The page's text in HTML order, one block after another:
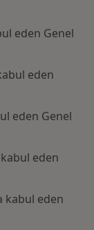
Berber, L.
2008.
"İstanbul
Hastanesi
anti-HLA
nakli
eden Genel
eden
eden Genel
eden
kabul eden